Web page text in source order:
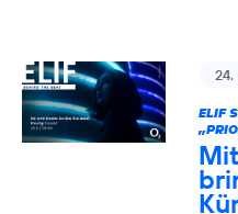
24.
ELIF